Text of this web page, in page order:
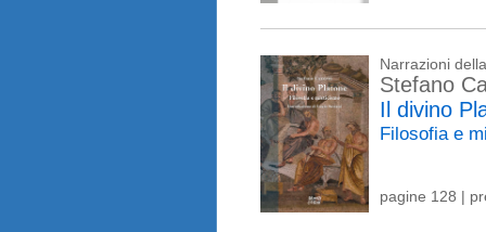
Narrazioni
Stefano
Il divino
Filosofia e
pagine 128 |